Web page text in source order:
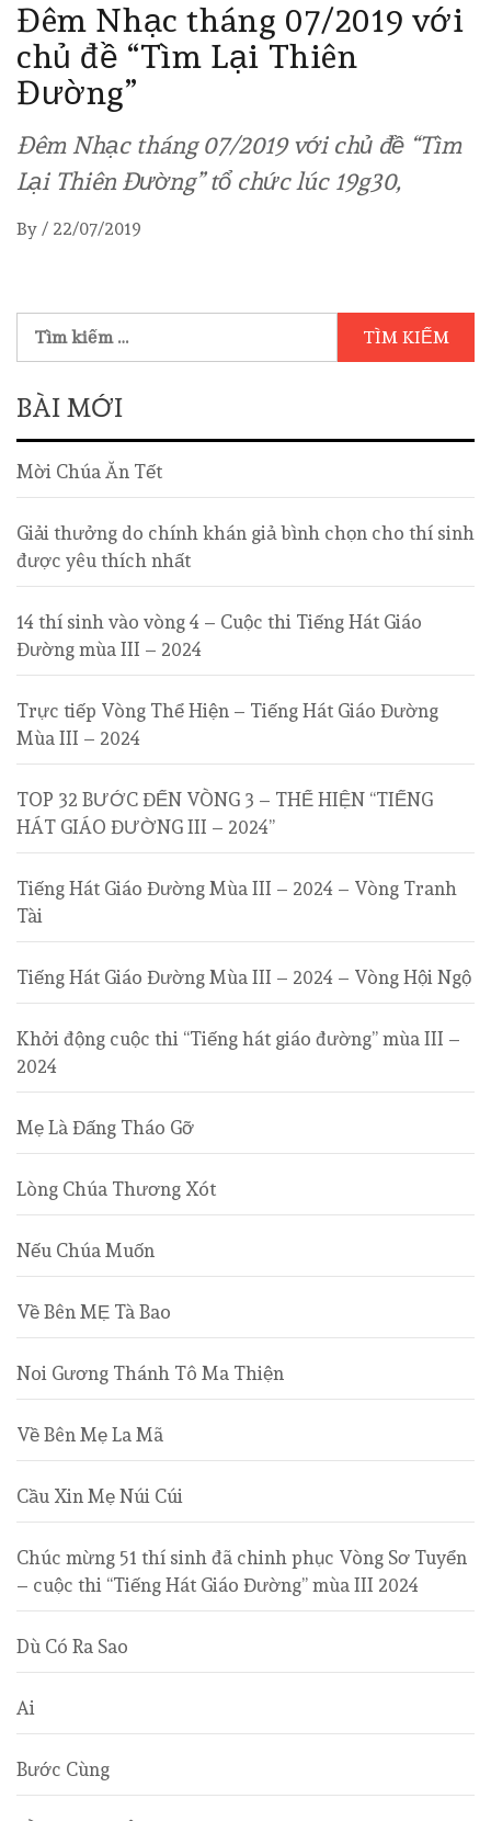
Đêm Nhạc tháng 07/2019 với
chủ đề “Tìm Lại Thiên
Đường”
Đêm Nhạc tháng 07/2019 với chủ đề “Tìm
Lại Thiên Đường” tổ chức lúc 19g30,
By / 22/07/2019
BÀI MỚI
Mời Chúa Ăn Tết
Giải thưởng do chính khán giả bình chọn cho thí sinh
được yêu thích nhất
14 thí sinh vào vòng 4 – Cuộc thi Tiếng Hát Giáo
Đường mùa III – 2024
Trực tiếp Vòng Thể Hiện – Tiếng Hát Giáo Đường
Mùa III – 2024
TOP 32 BƯỚC ĐẾN VÒNG 3 – THỂ HIỆN “TIẾNG
HÁT GIÁO ĐƯỜNG III – 2024”
Tiếng Hát Giáo Đường Mùa III – 2024 – Vòng Tranh
Tài
Tiếng Hát Giáo Đường Mùa III – 2024 – Vòng Hội Ngộ
Khởi động cuộc thi “Tiếng hát giáo đường” mùa III –
2024
Mẹ Là Đấng Tháo Gỡ
Lòng Chúa Thương Xót
Nếu Chúa Muốn
Về Bên MẸ Tà Bao
Noi Gương Thánh Tô Ma Thiện
Về Bên Mẹ La Mã
Cầu Xin Mẹ Núi Cúi
Chúc mừng 51 thí sinh đã chinh phục Vòng Sơ Tuyển
– cuộc thi “Tiếng Hát Giáo Đường” mùa III 2024
Dù Có Ra Sao
Ai
Bước Cùng